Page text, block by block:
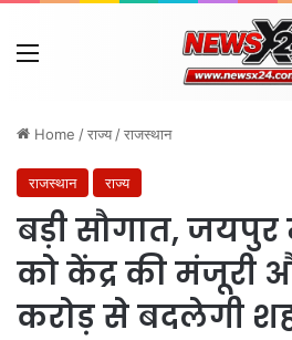
Menu
Home /राज्य /राजस्थान
राजस्थान राज्य
बड़ी सौगात, जयपुर
को केंद्र की मंजूरी
करोड़ से बदलेगी